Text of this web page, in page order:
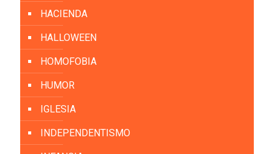
HACIENDA
HALLOWEEN
HOMOFOBIA
HUMOR
IGLESIA
INDEPENDENTISMO